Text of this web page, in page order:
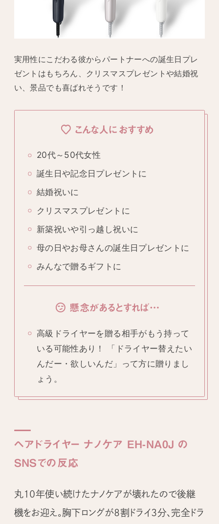
実用性にこだわる彼からパートナーへの誕生日プレ
ゼントはもちろん、クリスマスプレゼントや結婚祝
い、景品でも喜ばれそうです！
こんな人におすすめ
20代～50代女性
誕生日や記念日プレゼントに
結婚祝いに
クリスマスプレゼントに
新築祝いや引っ越し祝いに
母の日やお母さんの誕生日プレゼントに
みんなで贈るギフトに
懸念があるとすれば…
高級ドライヤーを贈る相手がもう持って
いる可能性あり！ 「ドライヤー替えたい
んだー・欲しいんだ」って方に贈りまし
ょう。
ヘアドライヤー ナノケア EH-NA0J の
SNSでの反応
丸10年使い続けたナノケアが壊れたので後継
機をお迎え。胸下ロングが8割ドライ3分、完全ドラ